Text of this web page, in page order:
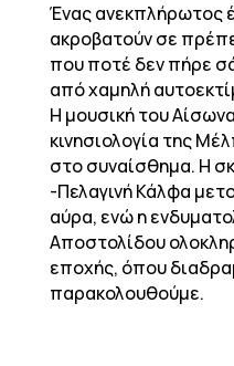
Ένας ανεκπλήρωτος
ακροβατούν σε
που ποτέ δεν πήρε
από χαμηλή
Η μουσική του
κινησιολογία της
στο συναίσθημα. Η
-Πελαγινή Κάλφα
αύρα, ενώ η
Αποστολίδου
εποχής, όπου
παρακολουθούμε.